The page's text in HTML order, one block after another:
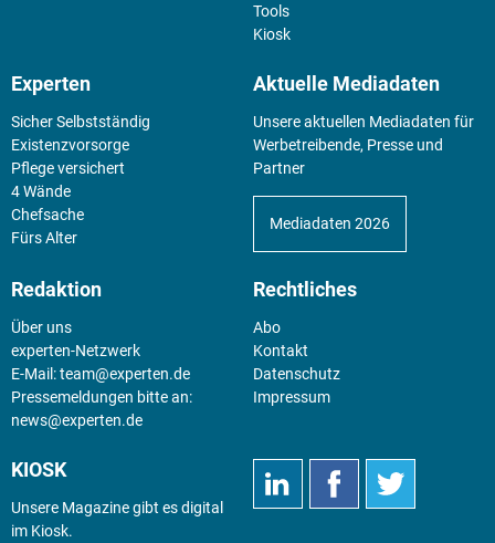
Tools
Kiosk
Experten
Sicher Selbstständig
Existenz­vorsorge
Pflege versichert
4 Wände
Chefsache
Fürs Alter
Aktuelle Mediadaten
Unsere aktuellen Mediadaten für
Werbetreibende, Presse und
Partner
Mediadaten 2026
Redaktion
Über uns
experten-Netzwerk
E-Mail:team@experten.de
Pressemeldungen bitte an:
news@experten.de
Rechtliches
Abo
Kontakt
Datenschutz
Impressum
KIOSK
Unsere Magazine gibt es digital
im Kiosk.